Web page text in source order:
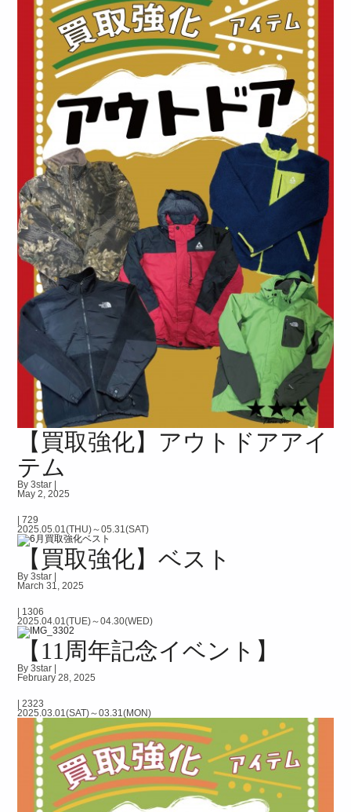
【買取強化】アウトドアアイ
テム
By 3star |
May 2, 2025
|729
2025.05.01(THU)～05.31(SAT)
【買取強化】ベスト
By 3star |
March 31, 2025
| 1306
2025.04.01(TUE)～04.30(WED)
【11周年記念イベント】
By 3star |
February 28, 2025
|2323
2025.03.01(SAT)～03.31(MON)